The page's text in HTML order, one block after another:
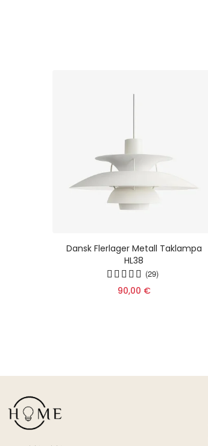
Dansk Flerlager Metall Taklampa
HL38
(29)
90,00 €